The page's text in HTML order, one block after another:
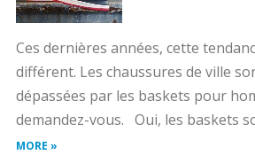
Ces dernières années, cette
différent. Les chaussures de ville
dépassées par les baskets pour
demandez-vous. Oui, les baskets
MORE »